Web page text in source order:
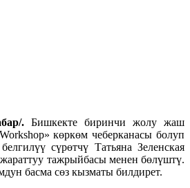
. Бишкекте биринчи жолу жаш
көркөм чеберканасы болуп
сүрөтчү Татьяна Зеленская
тажрыйбасы менен бөлүштү.
басма сөз кызматы билдирет.